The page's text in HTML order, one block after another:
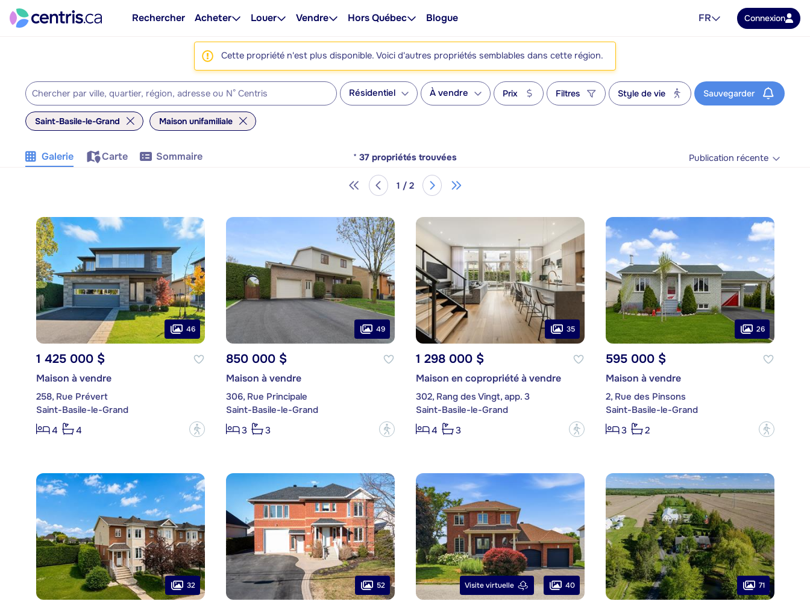
Rechercher Acheter Louer Vendre Hors Québec Blogue FR Connexion
Cette propriété n'est plus disponible. Voici d'autres propriétés semblables dans cette région.
Résidentiel À vendre Prix Filtres Style de vie Sauvegarder
Saint-Basile-le-Grand Maison unifamiliale
Galerie Carte Sommaire * 37 propriétés trouvées Publication récente
1 / 2
46
1 425 000 $
Maison à vendre
258, Rue Prévert
Saint-Basile-le-Grand
4
4 ?
49
850 000 $
Maison à vendre
306, Rue Principale
Saint-Basile-le-Grand
3
3 ?
35
1 298 000 $
Maison en copropriété à vendre
302, Rang des Vingt, app. 3
Saint-Basile-le-Grand
4
3 ?
26
595 000 $
Maison à vendre
2, Rue des Pinsons
Saint-Basile-le-Grand
3
2 ?
32 52 Visite virtuelle 40 71